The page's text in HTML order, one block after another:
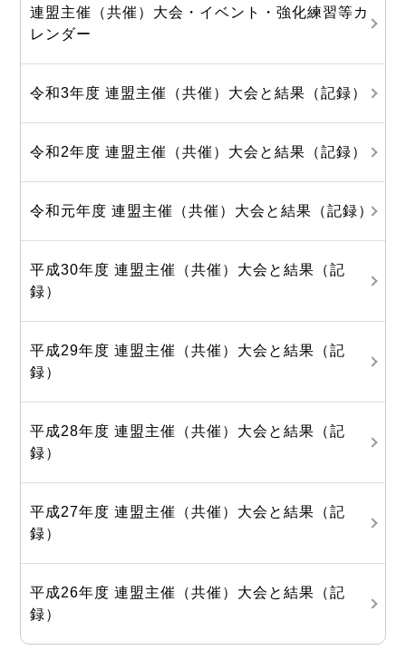
連盟主催（共催）大会・イベント・強化練習等カ
レンダー
令和3年度 連盟主催（共催）大会と結果（記録）
令和2年度 連盟主催（共催）大会と結果（記録）
令和元年度 連盟主催（共催）大会と結果（記録）
平成30年度 連盟主催（共催）大会と結果（記
録）
平成29年度 連盟主催（共催）大会と結果（記
録）
平成28年度 連盟主催（共催）大会と結果（記
録）
平成27年度 連盟主催（共催）大会と結果（記
録）
平成26年度 連盟主催（共催）大会と結果（記
録）